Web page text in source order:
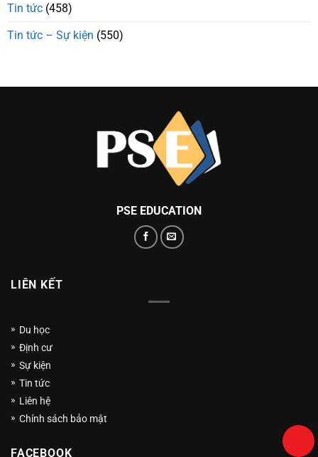
Tin tức (458)
Tin tức – Sự kiện (550)
PSE EDUCATION
LIÊN KẾT
Du học
Định cư
Sự kiện
Tin tức
Liên hệ
Chính sách bảo mật
FACEBOOK